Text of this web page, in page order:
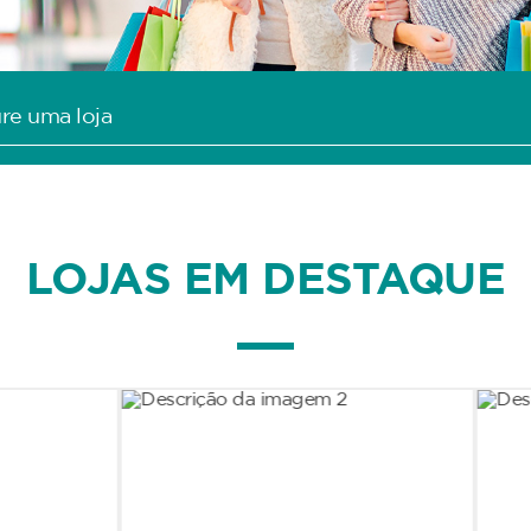
LOJAS EM DESTAQUE